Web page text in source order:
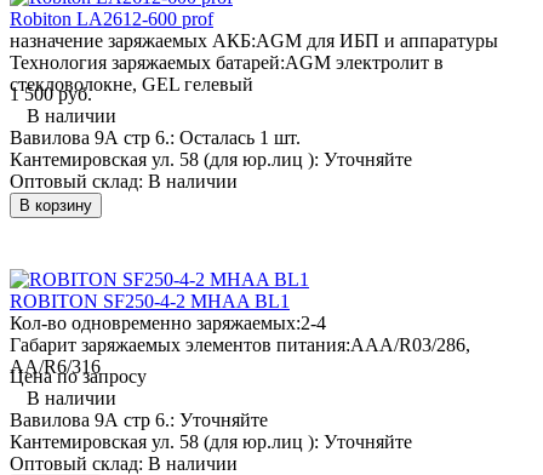
Robiton LA2612-600 prof
назначение заряжаемых АКБ:AGM для ИБП и аппаратуры
Технология заряжаемых батарей:AGM электролит в
стекловолокне, GEL гелевый
1 500 руб.
В наличии
Вавилова 9А стр 6.: Осталась 1 шт.
Кантемировская ул. 58 (для юр.лиц ): Уточняйте
Оптовый склад: В наличии
В корзину
ROBITON SF250-4-2 MHAA BL1
Кол-во одновременно заряжаемых:2-4
Габарит заряжаемых элементов питания:AAA/R03/286,
AA/R6/316
Цена по запросу
В наличии
Вавилова 9А стр 6.: Уточняйте
Кантемировская ул. 58 (для юр.лиц ): Уточняйте
Оптовый склад: В наличии